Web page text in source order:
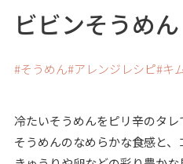
ビビンそうめん
そうめん アレンジレシピ キ
冷たいそうめんをピリ辛のタレ
そうめんのなめらかな食感と